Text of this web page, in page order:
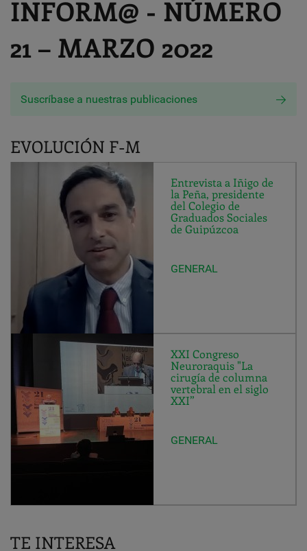
INFORM@ - NÚMERO
21 – MARZO 2022
Suscríbase a nuestras publicaciones
EVOLUCIÓN F-M
Entrevista a Iñigo de
la Peña, presidente
del Colegio de
Graduados Sociales
de Guipúzcoa
GENERAL
XXI Congreso
Neuroraquis "La
cirugía de columna
vertebral en el siglo
XXI”
GENERAL
TE INTERESA